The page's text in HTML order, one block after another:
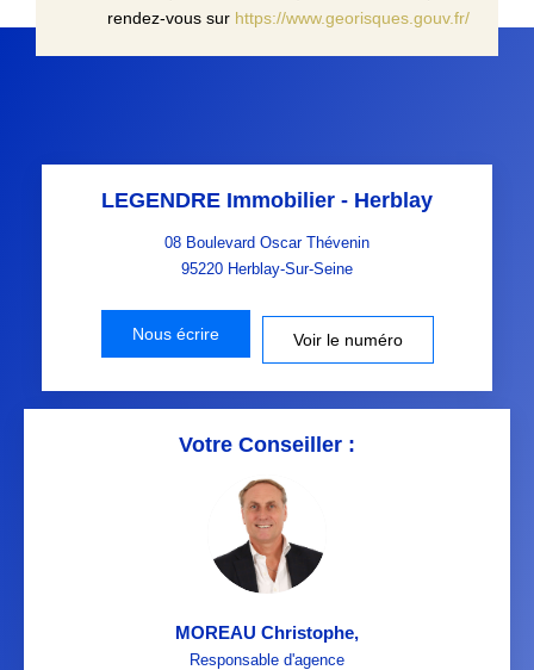
rendez-vous sur https://www.georisques.gouv.fr/
LEGENDRE Immobilier - Herblay
08 Boulevard Oscar Thévenin
95220 Herblay-Sur-Seine
Nous écrire Voir le numéro
Votre Conseiller :
MOREAU Christophe,
Responsable d'agence